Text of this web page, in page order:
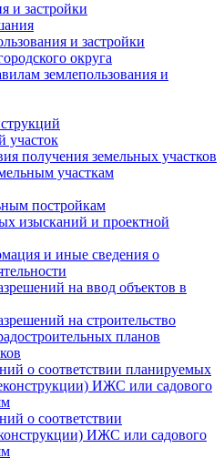
и застройки
и застройки
округа
землепользования и
участок
получения земельных участков
участкам
постройкам
изысканий и проектной
и иные сведения о
на ввод объектов в
на строительство
планов
о соответствии планируемых
ИЖС или садового
о соответствии
ИЖС или садового